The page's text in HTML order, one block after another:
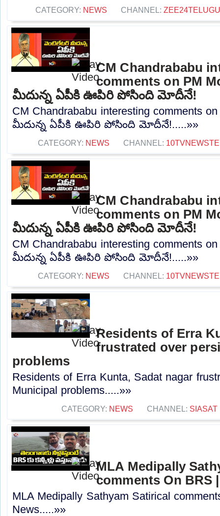
CATEGORY: NEWS CHANNEL:
CM Chandrababu
comments on PM
మీదున్న ఏపీకి ఊపిరి పోసింది మోదీనే!
CM Chandrababu interesting comments
మీదున్న ఏపీకి ఊపిరి పోసింది మోదీనే!.....»»
CATEGORY: NEWS CHANNEL:
CM Chandrababu
comments on PM
మీదున్న ఏపీకి ఊపిరి పోసింది మోదీనే!
CM Chandrababu interesting comments
మీదున్న ఏపీకి ఊపిరి పోసింది మోదీనే!.....»»
CATEGORY: NEWS CHANNEL:
Residents of Erra
frustrated over
problems
Residents of Erra Kunta, Sadat nagar
Municipal problems.....»»
CATEGORY: NEWS CHANNEL: SIASAT
MLA Medipally
comments On BRS
MLA Medipally Sathyam Satirical
News.....»»